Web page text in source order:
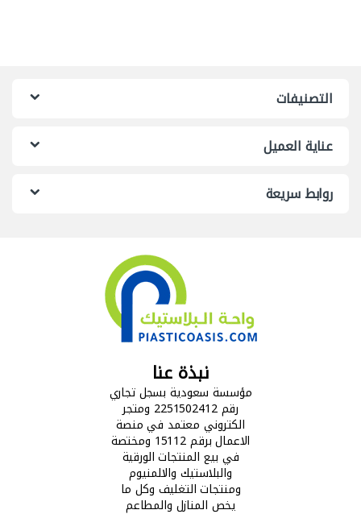
التصنيفات
عناية العميل
روابط سريعة
نبذة عنا
مؤسسة سعودية بسجل تجاري
رقم 2251502412 ومتجر
الكتروني معتمد في منصة
الاعمال برقم 15112 ومختصة
في بيع المنتجات الورقية
والبلاستيك والالمنيوم
ومنتجات التغليف وكل ما
يخص المنازل والمطاعم